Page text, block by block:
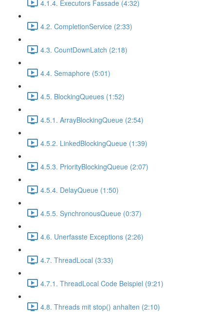
4.1.4. Executors Fassade (4:32)
4.2. CompletionService (2:33)
4.3. CountDownLatch (2:18)
4.4. Semaphore (5:01)
4.5. BlockingQueues (1:52)
4.5.1. ArrayBlockingQueue (2:54)
4.5.2. LinkedBlockingQueue (1:39)
4.5.3. PriorityBlockingQueue (2:07)
4.5.4. DelayQueue (1:50)
4.5.5. SynchronousQueue (0:37)
4.6. Unerfasste Exceptions (2:26)
4.7. ThreadLocal (3:33)
4.7.1. ThreadLocal Code Beispiel (9:21)
4.8. Threads mit stop() anhalten (2:10)